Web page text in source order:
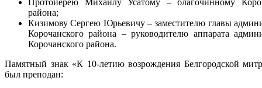
района;
Кизимову Сергею Юрьевичу – заместителю главы
Корочанского района – руководителю аппарата
Корочанского района.
Памятный знак «К 10-летию возрождения Белгородской
был преподан: